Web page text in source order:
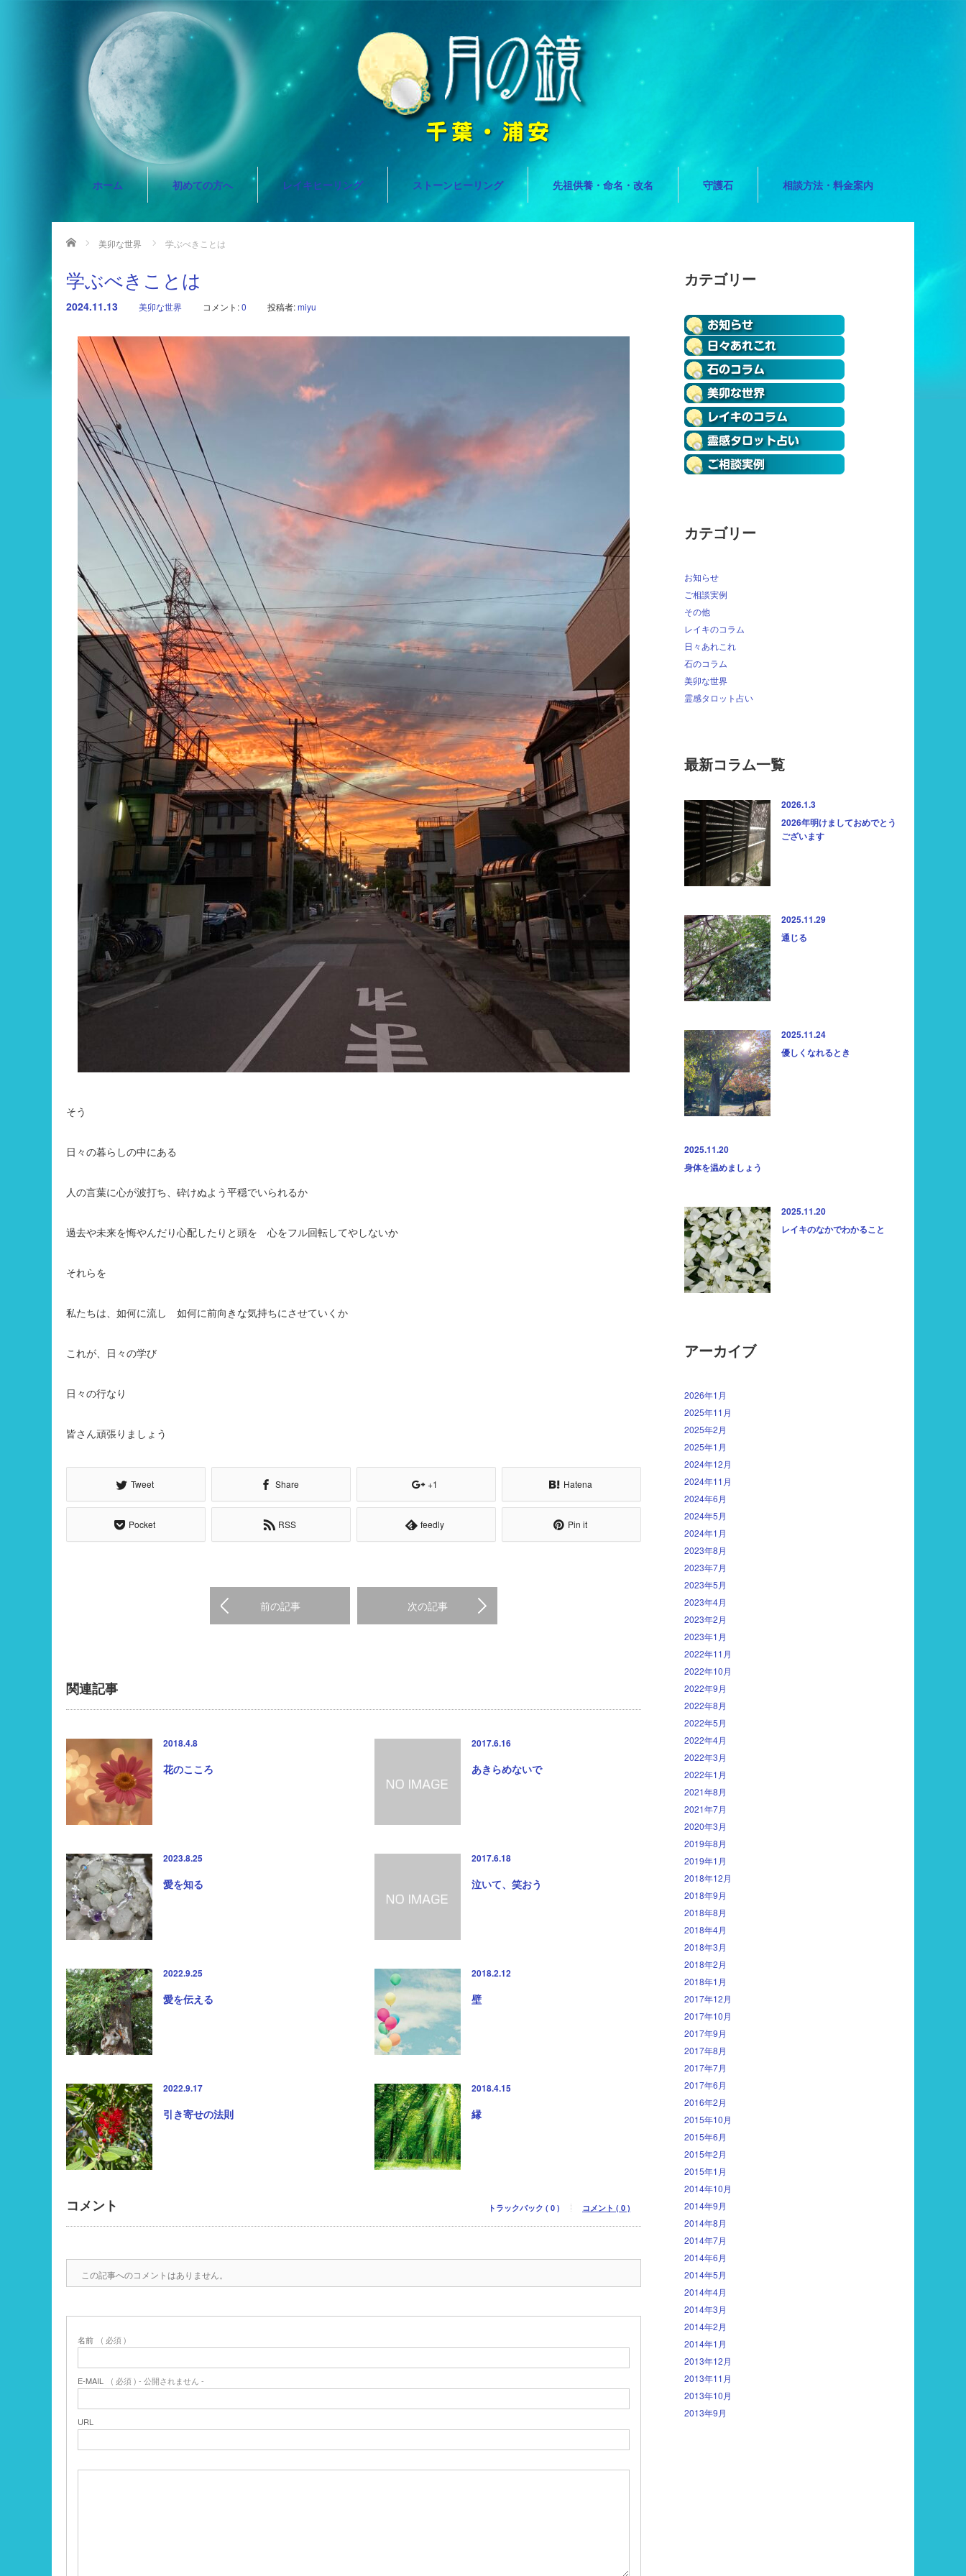
ホーム 初めての方へ レイキヒーリング ストーンヒーリング 先祖供養・命名・改名 守護石 相談方法・料金案内
ホーム 美卯な世界 学ぶべきことは
学ぶべきことは
2024.11.13 美卯な世界 コメント:0 投稿者:miyu
そう
日々の暮らしの中にある
人の言葉に心が波打ち、砕けぬよう平穏でいられるか
過去や未来を悔やんだり心配したりと頭を 心をフル回転してやしないか
それらを
私たちは、如何に流し 如何に前向きな気持ちにさせていくか
これが、日々の学び
日々の行なり
皆さん頑張りましょう
Tweet Share +1 Hatena
Pocket RSS feedly Pin it
前の記事 次の記事
関連記事
2018.4.8
花のこころ
2017.6.16
あきらめないで
2023.8.25
愛を知る
2017.6.18
泣いて、笑おう
2022.9.25
愛を伝える
2018.2.12
壁
2022.9.17
引き寄せの法則
2018.4.15
縁
コメント トラックバック ( 0 ) コメント ( 0 )
この記事へのコメントはありません。
名前 ( 必須 )
E-MAIL ( 必須 ) - 公開されません -
URL
カテゴリー
カテゴリー
お知らせ
ご相談実例
その他
レイキのコラム
日々あれこれ
石のコラム
美卯な世界
霊感タロット占い
最新コラム一覧
2026.1.3
2026年明けましておめでとう
ございます
2025.11.29
通じる
2025.11.24
優しくなれるとき
2025.11.20
身体を温めましょう
2025.11.20
レイキのなかでわかること
アーカイブ
2026年1月
2025年11月
2025年2月
2025年1月
2024年12月
2024年11月
2024年6月
2024年5月
2024年1月
2023年8月
2023年7月
2023年5月
2023年4月
2023年2月
2023年1月
2022年11月
2022年10月
2022年9月
2022年8月
2022年5月
2022年4月
2022年3月
2022年1月
2021年8月
2021年7月
2020年3月
2019年8月
2019年1月
2018年12月
2018年9月
2018年8月
2018年4月
2018年3月
2018年2月
2018年1月
2017年12月
2017年10月
2017年9月
2017年8月
2017年7月
2017年6月
2016年2月
2015年10月
2015年6月
2015年2月
2015年1月
2014年10月
2014年9月
2014年8月
2014年7月
2014年6月
2014年5月
2014年4月
2014年3月
2014年2月
2014年1月
2013年12月
2013年11月
2013年10月
2013年9月